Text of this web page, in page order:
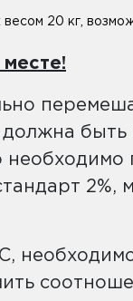
20 кг,
должна
необходимо
2%,
С,